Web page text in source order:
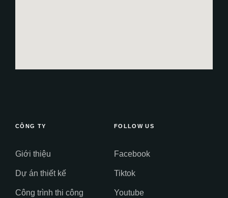
CÔNG TY
Giới thiệu
Dự án thiết kế
Công trình thi công
FOLLOW US
Facebook
Tiktok
Youtube